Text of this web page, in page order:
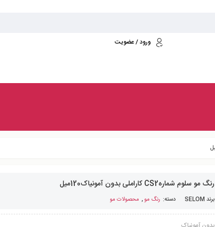
ورود / عضویت
رنگ مو سلوم شمارهCS2 کاراملی بدون آمونیاک120میل
برند SELOM دسته: رنگ مو, محصولات مو